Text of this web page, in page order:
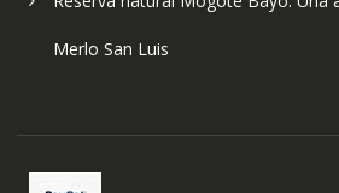
Merlo San Luis